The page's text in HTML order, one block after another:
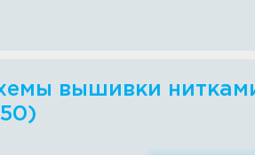
вышивки